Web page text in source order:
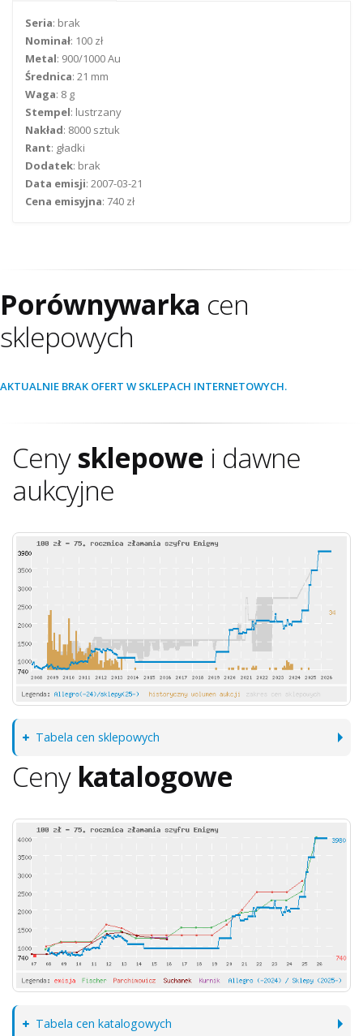
Seria: brak
Nominał: 100 zł
Metal: 900/1000 Au
Średnica: 21 mm
Waga: 8 g
Stempel: lustrzany
Nakład: 8000 sztuk
Rant: gładki
Dodatek: brak
Data emisji: 2007-03-21
Cena emisyjna: 740 zł
Porównywarka cen
sklepowych
AKTUALNIE BRAK OFERT W SKLEPACH INTERNETOWYCH.
Cenysklepowe i dawne
aukcyjne
Tabela cen sklepowych
Ceny katalogowe
Tabela cen katalogowych